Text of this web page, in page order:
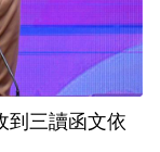
到三讀函文依